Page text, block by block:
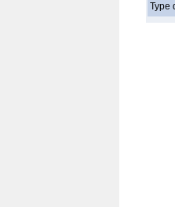
Type